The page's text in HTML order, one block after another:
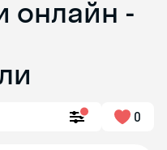
онлайн -
0